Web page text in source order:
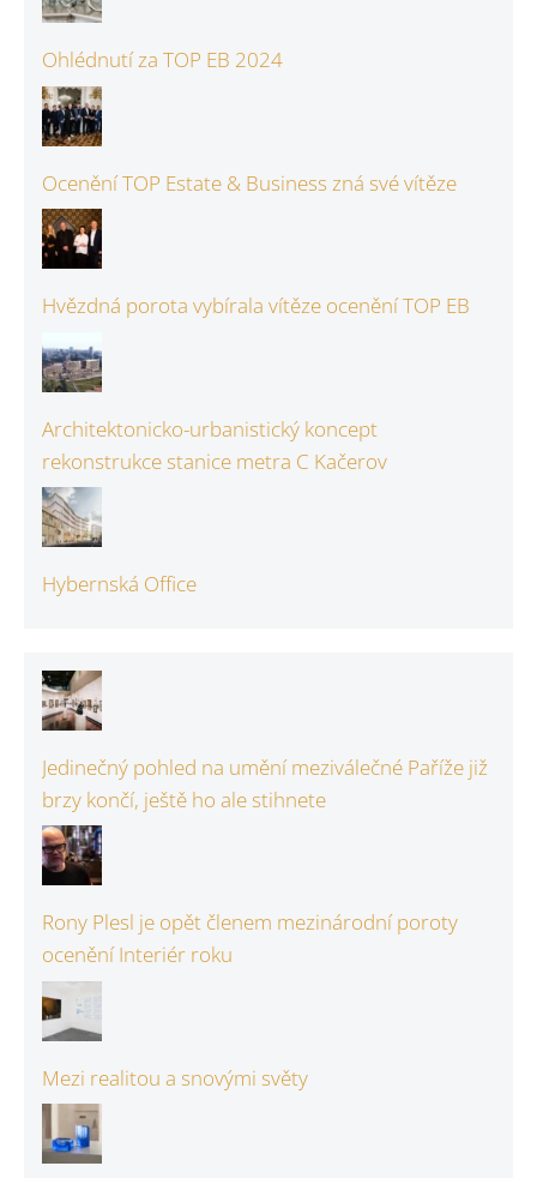
Ohlédnutí za TOP EB 2024
Ocenění TOP Estate & Business zná své vítěze
Hvězdná porota vybírala vítěze ocenění TOP EB
Architektonicko-urbanistický koncept
rekonstrukce stanice metra C Kačerov
Hybernská Office
Jedinečný pohled na umění meziválečné Paříže již
brzy končí, ještě ho ale stihnete
Rony Plesl je opět členem mezinárodní poroty
ocenění Interiér roku
Mezi realitou a snovými světy